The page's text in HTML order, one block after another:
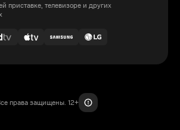
приставке, телевизоре и других
права защищены. 12+